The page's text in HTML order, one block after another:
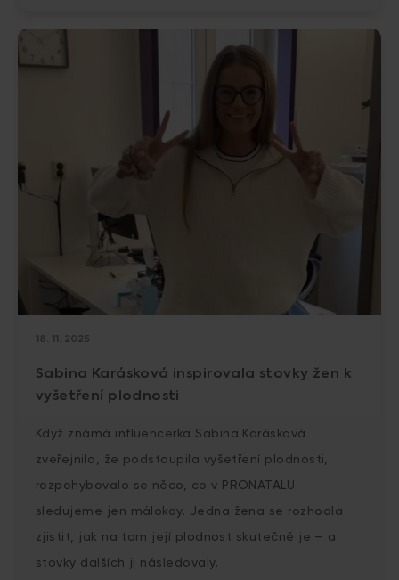
18. 11. 2025
Sabina Karásková inspirovala stovky žen k
vyšetření plodnosti
Když známá influencerka Sabina Karásková
zveřejnila, že podstoupila vyšetření plodnosti,
rozpohybovalo se něco, co v PRONATALU
sledujeme jen málokdy. Jedna žena se rozhodla
zjistit, jak na tom její plodnost skutečně je — a
stovky dalších ji následovaly.